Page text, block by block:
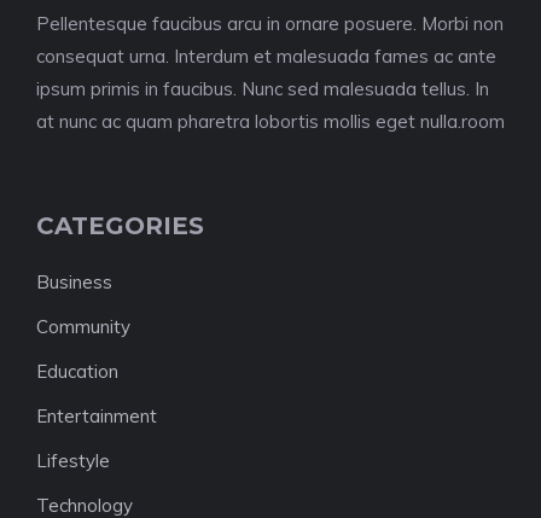
Pellentesque faucibus arcu in ornare posuere. Morbi non
consequat urna. Interdum et malesuada fames ac ante
ipsum primis in faucibus. Nunc sed malesuada tellus. In
at nunc ac quam pharetra lobortis mollis eget nulla.room
CATEGORIES
Business
Community
Education
Entertainment
Lifestyle
Technology